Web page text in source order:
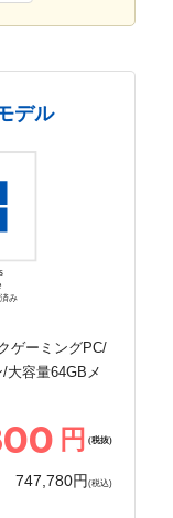
デル
み
ゲーミングPC/
大容量64GBメ
円 (税抜)
747,780円 (税込)